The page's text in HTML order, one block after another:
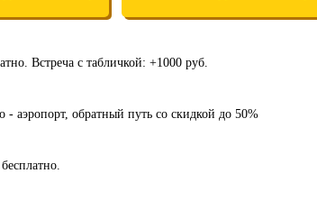
Встреча с табличкой: +1000 руб.
аэропорт, обратный путь со скидкой до 50%